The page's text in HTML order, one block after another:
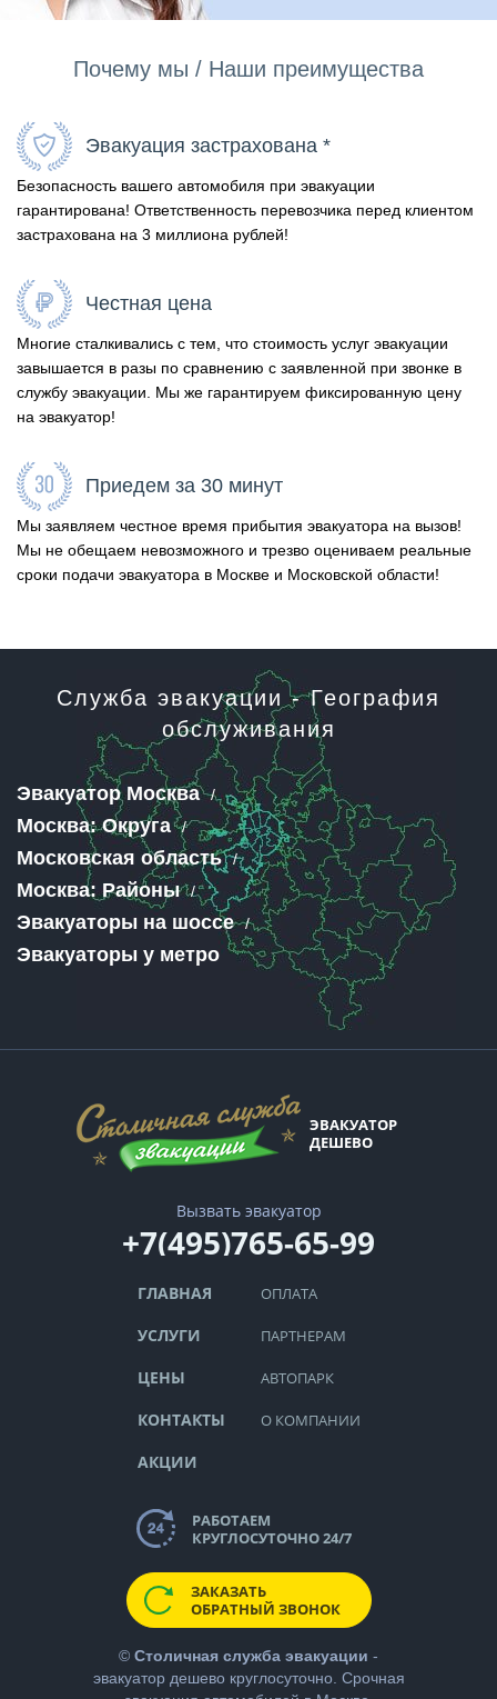
Почему мы / Наши преимущества
Эвакуация застрахована *
Безопасность вашего автомобиля при эвакуации
гарантирована! Ответственность перевозчика перед клиентом
застрахована на 3 миллиона рублей!
Честная цена
Многие сталкивались с тем, что стоимость услуг эвакуации
завышается в разы по сравнению с заявленной при звонке в
службу эвакуации. Мы же гарантируем фиксированную цену
на эвакуатор!
Приедем за 30 минут
Мы заявляем честное время прибытия эвакуатора на вызов!
Мы не обещаем невозможного и трезво оцениваем реальные
сроки подачи эвакуатора в Москве и Московской области!
Служба эвакуации - География
обслуживания
Эвакуатор Москва
Москва: Округа
Московская область
Москва: Районы
Эвакуаторы на шоссе
Эвакуаторы у метро
ЭВАКУАТОР
ДЕШЕВО
Вызвать эвакуатор
+7(495)765-65-99
ГЛАВНАЯ
УСЛУГИ
ЦЕНЫ
КОНТАКТЫ
АКЦИИ
ОПЛАТА
ПАРТНЕРАМ
АВТОПАРК
О КОМПАНИИ
РАБОТАЕМ
КРУГЛОСУТОЧНО 24/7
ЗАКАЗАТЬ
ОБРАТНЫЙ ЗВОНОК
© Столичная служба эвакуации -
эвакуатор дешевокруглосуточно. Срочная